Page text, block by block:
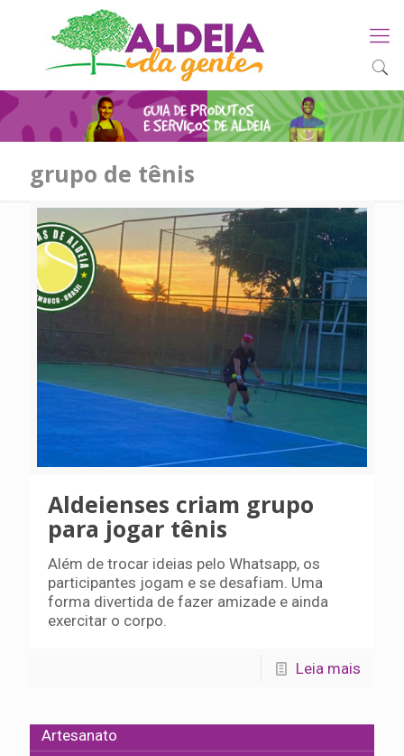
grupo de tênis
Aldeienses criam grupo
para jogar tênis
Além de trocar ideias pelo Whatsapp, os
participantes jogam e se desafiam. Uma
forma divertida de fazer amizade e ainda
exercitar o corpo.
Leia mais
Artesanato